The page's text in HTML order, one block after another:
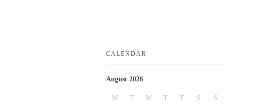
CALENDAR
August 2026
M T W T F S S